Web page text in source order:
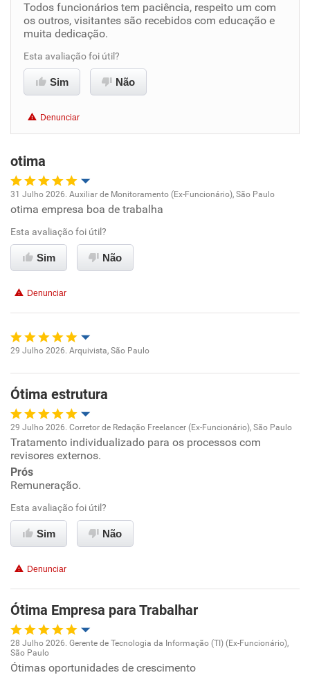
Oportunidade de promoção
Ambiente de trabalho
Conciliação com a vida familiar
Todos funcionários tem paciência, respeito um com
os outros, visitantes são recebidos com educação e
muita dedicação.
Esta avaliação foi útil?
Sim Não
Denunciar
otima
Oportunidade de promoção
Ambiente de trabalho
Benefícios
Recomenda esta empresa
31 Julho 2026. Auxiliar de Monitoramento (Ex-Funcionário), São Paulo
otima empresa boa de trabalha
Esta avaliação foi útil?
Sim Não
Denunciar
Ambiente de trabalho
Conciliação com a vida familiar
Benefícios
29 Julho 2026. Arquivista, São Paulo
Ótima estrutura
Oportunidade de promoção
Ambiente de trabalho
Conciliação com a vida familiar
Benefícios
Recomenda a diretoria
29 Julho 2026. Corretor de Redação Freelancer (Ex-Funcionário), São Paulo
Tratamento individualizado para os processos com
revisores externos.
Prós
Remuneração.
Esta avaliação foi útil?
Sim Não
Denunciar
Ótima Empresa para Trabalhar
Oportunidade de promoção
28 Julho 2026. Gerente de Tecnologia da Informação (TI) (Ex-Funcionário),
São Paulo
Ótimas oportunidades de crescimento